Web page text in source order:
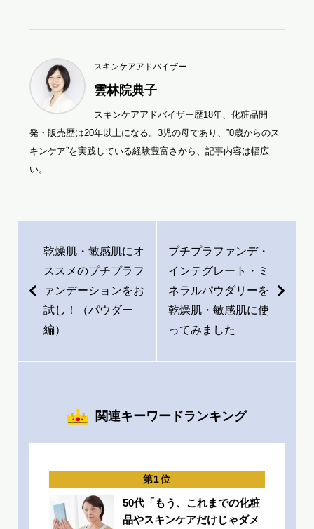
スキンケアアドバイザー
雲林院典子
スキンケアアドバイザー歴18年、化粧品開
発・販売歴は20年以上になる。3児の母であり、”0歳からのス
キンケア”を実践している経験豊富さから、記事内容は幅広
い。
乾燥肌・敏感肌にオ
ススメのプチプラフ
ァンデーションをお
試し！（パウダー
編）
プチプラファンデ・
インテグレート・ミ
ネラルパウダリーを
乾燥肌・敏感肌に使
ってみました
関連キーワードランキング
50代「もう、これまでの化粧
品やスキンケアだけじゃダメ